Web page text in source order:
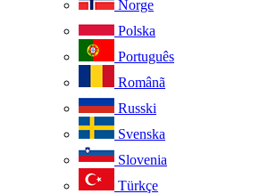
Norge
Polska
Português
Românã
Russki
Svenska
Slovenia
Türkçe